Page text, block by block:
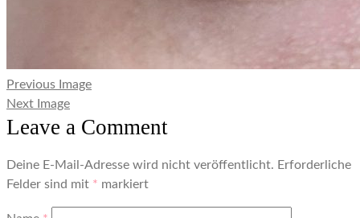
Previous Image
Next Image
Leave a Comment
Deine E-Mail-Adresse wird nicht veröffentlicht. Erforderliche
Felder sind mit * markiert